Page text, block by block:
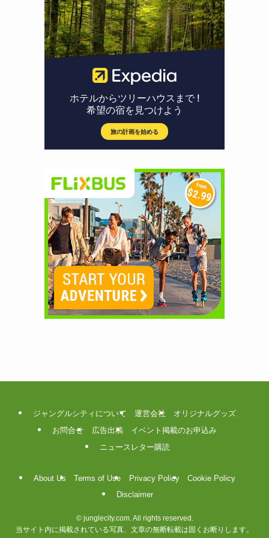
ジャングルシティについて 運営会社
オリジナルグッズ
お問合せ
広告出稿
イベント掲載のお申込み
ニュースレター購読
About Us Terms of Use Privacy Policy
Cookie Policy
Disclaimer
©junglecity.com. All rights reserved.
当サイト内に掲載されている写真、文章の無断転載は固くお断りします。